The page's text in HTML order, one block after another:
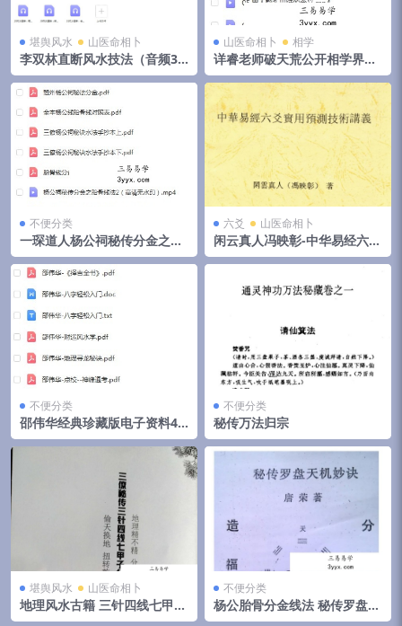
堪舆风水 山医命相卜
李双林直断风水技法（音频31
集）
山医命相卜 相学
详睿老师破天荒公开相学界不
传之秘法
不便分类
一琛道人杨公祠秘传分金之胎
骨线法（高清晰版本）
六爻 山医命相卜
闲云真人冯映彰-中华易经六爻
实用预测技术讲义352页
不便分类
邵伟华经典珍藏版电子资料42
部
不便分类
秘传万法归宗
堪舆风水 山医命相卜
地理风水古籍 三针四线七甲子
分金线法（上下册全）
不便分类
杨公胎骨分金线法 秘传罗盘天
机妙决 唐荣著.27页pdf 百度